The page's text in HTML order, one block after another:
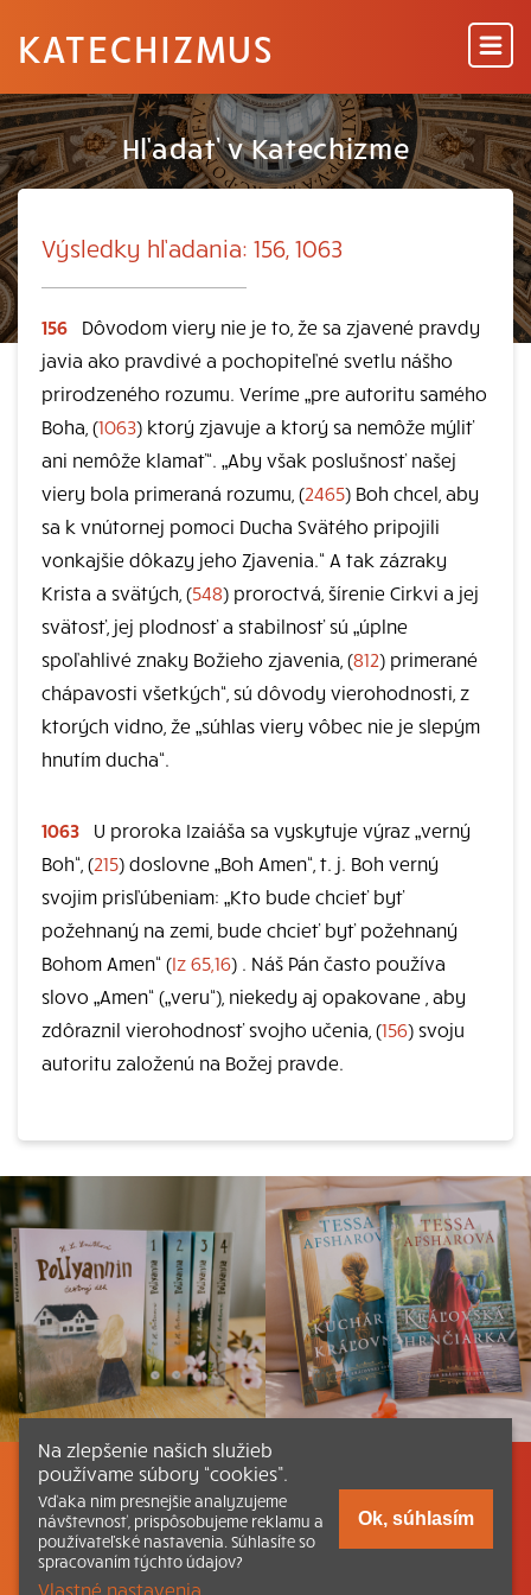
KATECHIZMUS
Hľadať v Katechizme
Výsledky hľadania: 156, 1063
156
Dôvodom viery nie je to, že sa zjavené pravdy
javia ako pravdivé a pochopiteľné svetlu nášho
prirodzeného rozumu. Veríme „pre autoritu samého
Boha, (1063) ktorý zjavuje a ktorý sa nemôže mýliť
ani nemôže klamať“. „Aby však poslušnosť našej
viery bola primeraná rozumu, (2465) Boh chcel, aby
sa k vnútornej pomoci Ducha Svätého pripojili
vonkajšie dôkazy jeho Zjavenia.“ A tak zázraky
Krista a svätých, (548) proroctvá, šírenie Cirkvi a jej
svätosť, jej plodnosť a stabilnosť sú „úplne
spoľahlivé znaky Božieho zjavenia, (812) primerané
chápavosti všetkých“, sú dôvody vierohodnosti, z
ktorých vidno, že „súhlas viery vôbec nie je slepým
hnutím ducha“.
1063
U proroka Izaiáša sa vyskytuje výraz „verný
Boh“, (215) doslovne „Boh Amen“, t. j. Boh verný
svojim prisľúbeniam: „Kto bude chcieť byť
požehnaný na zemi, bude chcieť byť požehnaný
Bohom Amen“ (Iz 65,16) . Náš Pán často používa
slovo „Amen“ („veru“), niekedy aj opakovane , aby
zdôraznil vierohodnosť svojho učenia, (156) svoju
autoritu založenú na Božej pravde.
Listovať Obsah Dokumenty a články
Kontakt Tlačená verzia Katechizmu
© 2026 katechizmus.sk |
Na zlepšenie našich služieb
používame súbory “cookies”.
Vďaka nim presnejšie analyzujeme
návštevnosť, prispôsobujeme reklamu a
používateľské nastavenia. Súhlasíte so
spracovaním týchto údajov?
Vlastné nastavenia.
Ok, súhlasím